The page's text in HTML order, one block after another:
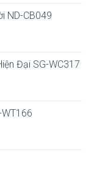
ND-CB049
Đại SG-WC317